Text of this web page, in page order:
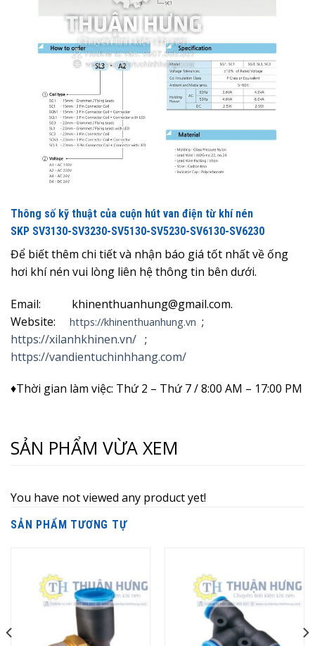
Thông số kỹ thuật của cuộn hút van điện từ khí nén
SKP SV3130-SV3230-SV5130-SV5230-SV6130-SV6230
Để biết thêm chi tiết và nhận báo giá tốt nhất về ống
hơi khí nén vui lòng liên hệ thông tin bên dưới.
Email: khinenthuanhung@gmail.com.
Website: https://khinenthuanhung.vn ;
https://xilanhkhinen.vn/ ;
https://vandientuchinhhang.com/
♦Thời gian làm việc: Thứ 2 – Thứ 7 / 8:00 AM – 17:00 PM
SẢN PHẨM VỪA XEM
You have not viewed any product yet!
SẢN PHẨM TƯƠNG TỰ